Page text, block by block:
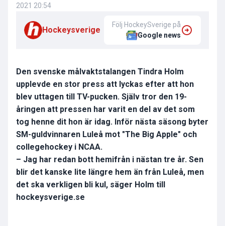
2021 20:54
Hockeysverige
Följ HockeySverige på
Google news
Den svenske målvaktstalangen Tindra Holm
upplevde en stor press att lyckas efter att hon
blev uttagen till TV-pucken. Själv tror den 19-
åringen att pressen har varit en del av det som
tog henne dit hon är idag. Inför nästa säsong byter
SM-guldvinnaren Luleå mot "The Big Apple" och
collegehockey i NCAA.
– Jag har redan bott hemifrån i nästan tre år. Sen
blir det kanske lite längre hem än från Luleå, men
det ska verkligen bli kul, säger Holm till
hockeysverige.se